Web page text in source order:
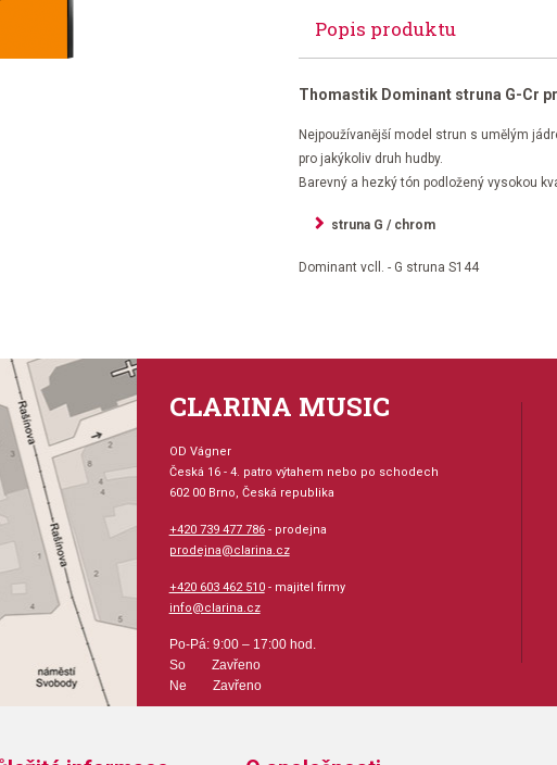
Popis produktu
Thomastik Dominant struna G-Cr
Nejpoužívanější model strun s umělým
pro jakýkoliv druh hudby.
Barevný a hezký tón podložený vysokou
struna G / chrom
Dominant vcll. - G struna S144
CLARINA MUSIC
OD Vágner
Česká 16 - 4. patro výtahem nebo po schodech
602 00 Brno, Česká republika
+420 739 477 786- prodejna
prodejna@clarina.cz
+420 603 462 510- majitel firmy
info@clarina.cz
Po-Pá: 9:00 – 17:00 hod.
So Zavřeno
Ne Zavřeno